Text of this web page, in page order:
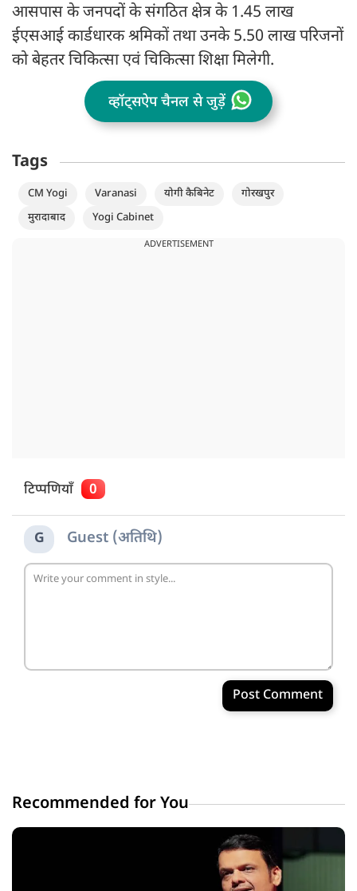
आसपास के जनपदों के संगठित क्षेत्र के 1.45 लाख
ईएसआई कार्डधारक श्रमिकों तथा उनके 5.50 लाख परिजनों
को बेहतर चिकित्सा एवं चिकित्सा शिक्षा मिलेगी.
व्हॉट्सऐप चैनल से जुड़ें
Tags
CM Yogi Varanasi योगी कैबिनेट
गोरखपुर
मुरादाबाद
Yogi Cabinet
ADVERTISEMENT
टिप्पणियाँ 0
G Guest (अतिथि)
Post Comment
Recommended for You